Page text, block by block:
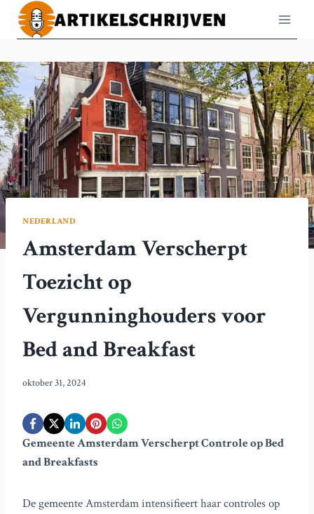
Doorgaan
naar
NEDERLAND
Amsterdam Verscherpt
Toezicht op
Vergunninghouders voor
Bed and Breakfast
oktober 31, 2024
Gemeente Amsterdam Verscherpt Controle op Bed
and Breakfasts
De gemeente Amsterdam intensifieert haar controles op